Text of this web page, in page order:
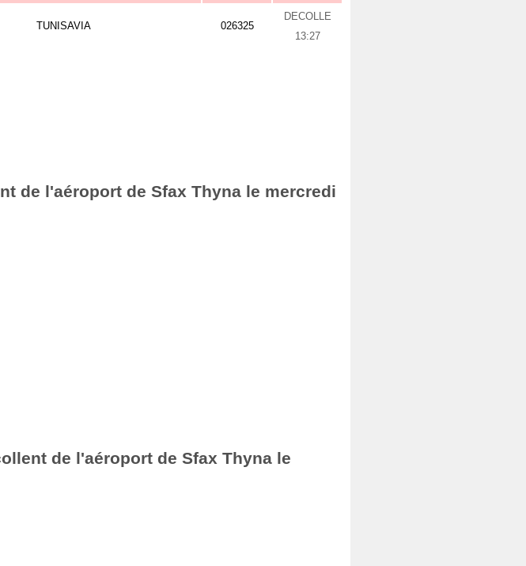
TUNISAVIA 026325
DECOLLE
13:27
de l'aéroport de Sfax Thyna le mercredi
de l'aéroport de Sfax Thyna le